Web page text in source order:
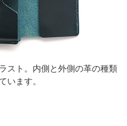
スト。内側と外側の革の種類
ます。